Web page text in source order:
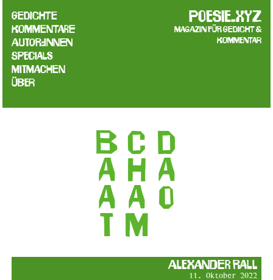
poesie.xyz
Magazin für Gedicht &
Kommentar
Gedichte
Kommentare
Autor:innen
Specials
Mitmachen
Über
BAATCHAMDAO
Alexander Rall
11. Oktober 2022